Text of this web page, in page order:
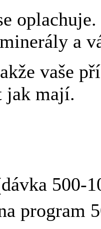
a
vaše
jak mají.
500-
program